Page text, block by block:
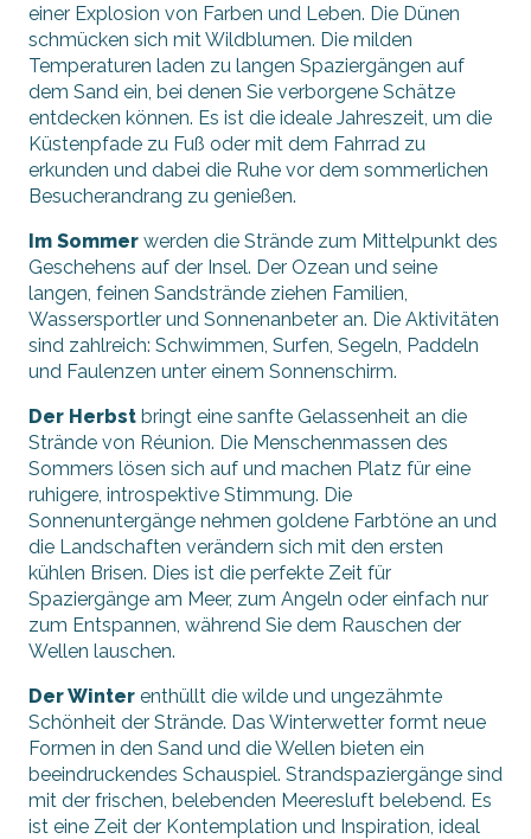
einer Explosion von Farben und Leben. Die Dünen
schmücken sich mit Wildblumen. Die milden
Temperaturen laden zu langen Spaziergängen auf
dem Sand ein, bei denen Sie verborgene Schätze
entdecken können. Es ist die ideale Jahreszeit, um die
Küstenpfade zu Fuß oder mit dem Fahrrad zu
erkunden und dabei die Ruhe vor dem sommerlichen
Besucherandrang zu genießen.
Im Sommer werden die Strände zum Mittelpunkt des
Geschehens auf der Insel. Der Ozean und seine
langen, feinen Sandstrände ziehen Familien,
Wassersportler und Sonnenanbeter an. Die Aktivitäten
sind zahlreich: Schwimmen, Surfen, Segeln, Paddeln
und Faulenzen unter einem Sonnenschirm.
Der Herbst bringt eine sanfte Gelassenheit an die
Strände von Réunion. Die Menschenmassen des
Sommers lösen sich auf und machen Platz für eine
ruhigere, introspektive Stimmung. Die
Sonnenuntergänge nehmen goldene Farbtöne an und
die Landschaften verändern sich mit den ersten
kühlen Brisen. Dies ist die perfekte Zeit für
Spaziergänge am Meer, zum Angeln oder einfach nur
zum Entspannen, während Sie dem Rauschen der
Wellen lauschen.
Der Winter enthüllt die wilde und ungezähmte
Schönheit der Strände. Das Winterwetter formt neue
Formen in den Sand und die Wellen bieten ein
beeindruckendes Schauspiel. Strandspaziergänge sind
mit der frischen, belebenden Meeresluft belebend. Es
ist eine Zeit der Kontemplation und Inspiration, ideal